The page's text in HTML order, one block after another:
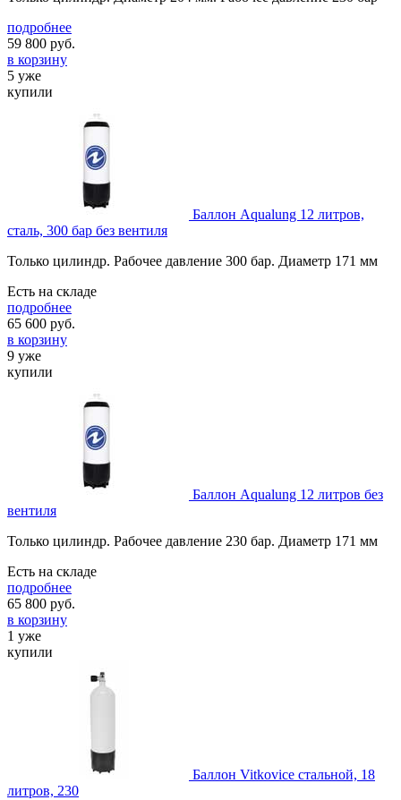
подробнее
59 800 руб.
в корзину
5 уже
купили
Баллон Aqualung 12 литров,
сталь, 300 бар без вентиля
Только цилиндр. Рабочее давление 300 бар. Диаметр 171 мм
Есть на складе
подробнее
65 600 руб.
в корзину
9 уже
купили
Баллон Aqualung 12 литров без
вентиля
Только цилиндр. Рабочее давление 230 бар. Диаметр 171 мм
Есть на складе
подробнее
65 800 руб.
в корзину
1 уже
купили
Баллон Vitkovice стальной, 18
литров, 230